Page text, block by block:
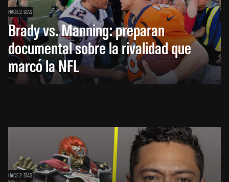
HACE 2 DÍAS
Brady vs. Manning: preparan
documental sobre la rivalidad que
marcó la NFL
HACE 2 DÍAS